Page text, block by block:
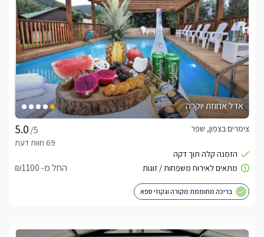
אדל אחוזת יוקרה
/5
צימרים בצפון, שפר
החל מ- ₪1100
בריכה מחוממת מקורה וגקוזי ספא